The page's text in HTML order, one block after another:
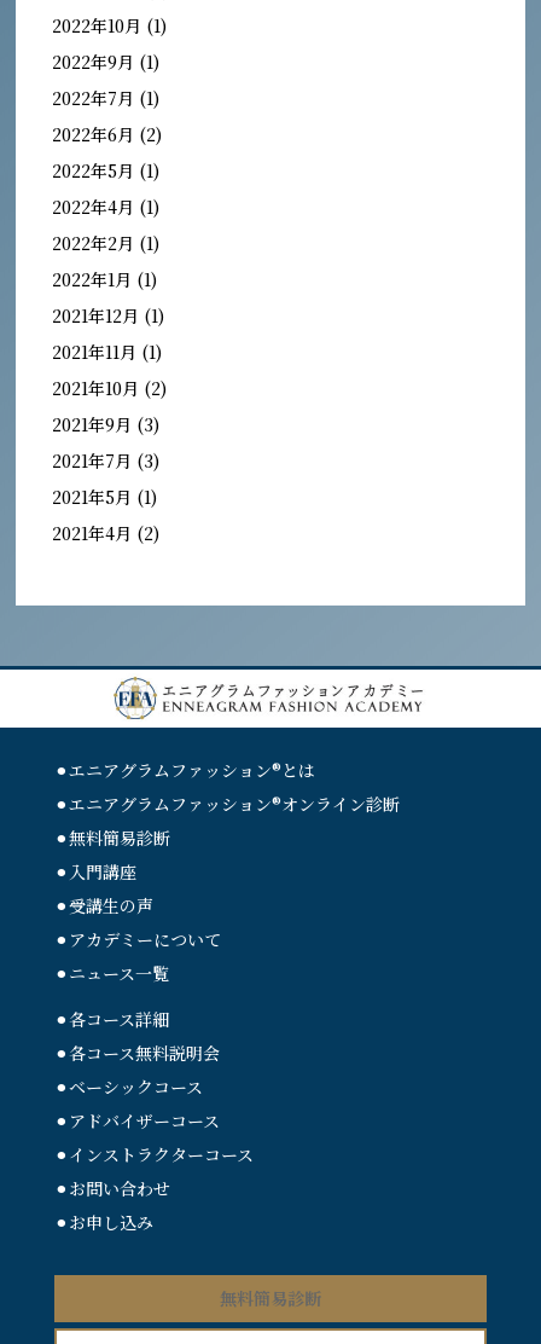
2022年10月 (1)
2022年9月 (1)
2022年7月 (1)
2022年6月 (2)
2022年5月 (1)
2022年4月 (1)
2022年2月 (1)
2022年1月 (1)
2021年12月 (1)
2021年11月 (1)
2021年10月 (2)
2021年9月 (3)
2021年7月 (3)
2021年5月 (1)
2021年4月 (2)
⚫︎エニアグラムファッション®︎とは
⚫︎エニアグラムファッション®︎オンライン診断
⚫︎無料簡易診断
⚫︎入門講座
⚫︎受講生の声
⚫︎アカデミーについて
⚫︎ニュース一覧
⚫︎各コース詳細
⚫︎各コース無料説明会
⚫︎ベーシックコース
⚫︎アドバイザーコース
⚫︎インストラクターコース
⚫︎お問い合わせ
⚫︎お申し込み
無料簡易診断